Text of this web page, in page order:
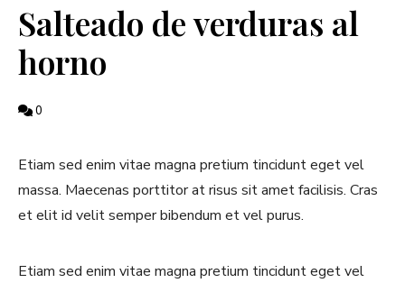
Salteado de verduras al
horno
0
Etiam sed enim vitae magna pretium tincidunt eget vel
massa. Maecenas porttitor at risus sit amet facilisis. Cras
et elit id velit semper bibendum et vel purus.
Etiam sed enim vitae magna pretium tincidunt eget vel